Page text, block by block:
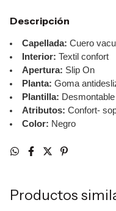
Descripción
Capellada: Cuero
Interior: Textil confort
Apertura: Slip On
Planta: Goma
Plantilla: Desmontable
Atributos: Confort-
Color: Negro
Productos